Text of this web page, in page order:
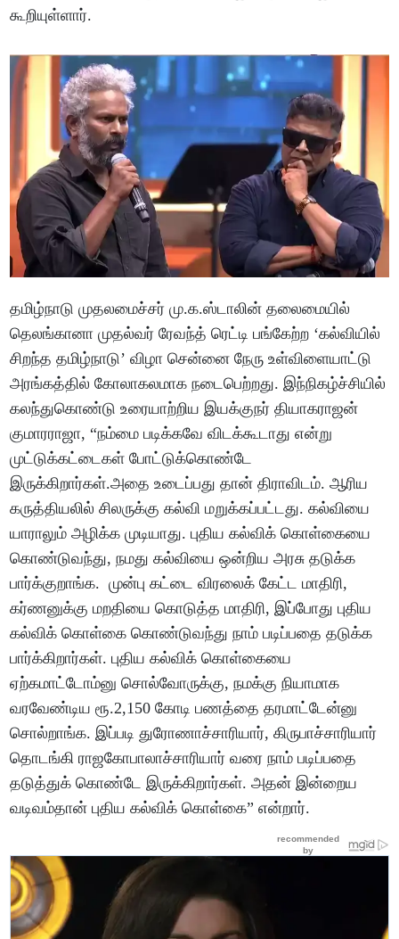
கூறியுள்ளார்.
தமிழ்நாடு முதலமைச்சர் மு.க.ஸ்டாலின் தலைமையில்
தெலங்கானா முதல்வர் ரேவந்த் ரெட்டி பங்கேற்ற ‘கல்வியில்
சிறந்த தமிழ்நாடு’ விழா சென்னை நேரு உள்விளையாட்டு
அரங்கத்தில் கோலாகலமாக நடைபெற்றது. இந்நிகழ்ச்சியில்
கலந்துகொண்டு உரையாற்றிய இயக்குநர் தியாகராஜன்
குமாரராஜா, “நம்மை படிக்கவே விடக்கூடாது என்று
முட்டுக்கட்டைகள் போட்டுக்கொண்டே
இருக்கிறார்கள்.அதை உடைப்பது தான் திராவிடம். ஆரிய
கருத்தியலில் சிலருக்கு கல்வி மறுக்கப்பட்டது. கல்வியை
யாராலும் அழிக்க முடியாது. புதிய கல்விக் கொள்கையை
கொண்டுவந்து, நமது கல்வியை ஒன்றிய அரசு தடுக்க
பார்க்குறாங்க. முன்பு கட்டை விரலைக் கேட்ட மாதிரி,
கர்ணனுக்கு மறதியை கொடுத்த மாதிரி, இப்போது புதிய
கல்விக் கொள்கை கொண்டுவந்து நாம் படிப்பதை தடுக்க
பார்க்கிறார்கள். புதிய கல்விக் கொள்கையை
ஏற்கமாட்டோம்னு சொல்வோருக்கு, நமக்கு நியாமாக
வரவேண்டிய ரூ.2,150 கோடி பணத்தை தரமாட்டேன்னு
சொல்றாங்க. இப்படி துரோணாச்சாரியார், கிருபாச்சாரியார்
தொடங்கி ராஜகோபாலாச்சாரியார் வரை நாம் படிப்பதை
தடுத்துக் கொண்டே இருக்கிறார்கள். அதன் இன்றைய
வடிவம்தான் புதிய கல்விக் கொள்கை” என்றார்.